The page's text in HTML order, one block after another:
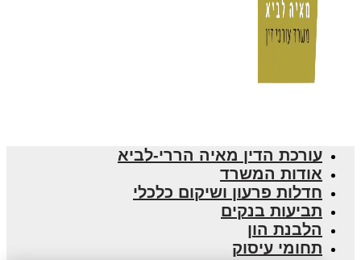
עורכת הדין מאיה הררי-לביא
אודות המשרד
חדלות פרעון ושיקום כלכלי
תביעות בנקים
הלבנת הון
תחומי עיסוק